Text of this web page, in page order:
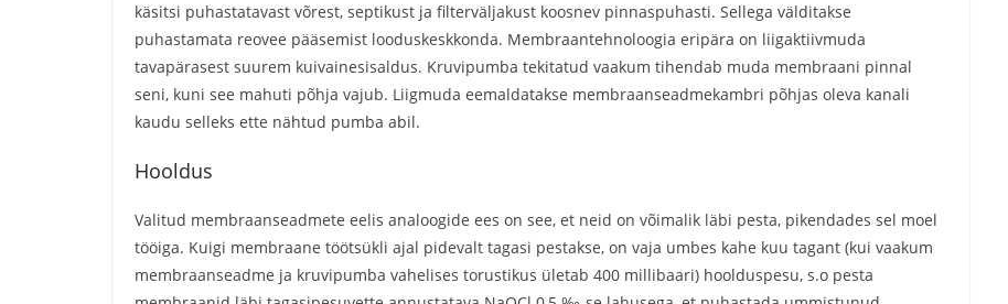
käsitsi puhastatavast võrest, septikust ja filterväljakust koosnev pinnaspuhasti. Sellega välditakse
puhastamata reovee pääsemist looduskeskkonda. Membraantehnoloogia eripära on liigaktiivmuda
tavapärasest suurem kuivainesisaldus. Kruvipumba tekitatud vaakum tihendab muda membraani pinnal
seni, kuni see mahuti põhja vajub. Liigmuda eemaldatakse membraanseadmekambri põhjas oleva kanali
kaudu selleks ette nähtud pumba abil.
Hooldus
Valitud membraanseadmete eelis analoogide ees on see, et neid on võimalik läbi pesta, pikendades sel moel
tööiga. Kuigi membraane töötsükli ajal pidevalt tagasi pestakse, on vaja umbes kahe kuu tagant (kui vaakum
membraanseadme ja kruvipumba vahelises torustikus ületab 400 millibaari) hoolduspesu, s.o pesta